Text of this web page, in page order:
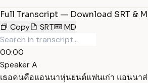
Full Transcript — Download SRT &
Copy
SRT MD
00:00
Speaker A
เธอคนคือแอนนาหุ่นยนต์แฟนเก่า แอนน